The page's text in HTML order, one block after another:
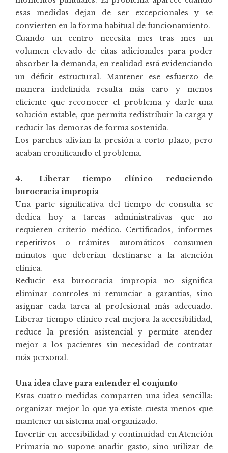
esas medidas dejan de ser excepcionales y se
convierten en la forma habitual de funcionamiento.
Cuando un centro necesita mes tras mes un
volumen elevado de citas adicionales para poder
absorber la demanda, en realidad está evidenciando
un déficit estructural. Mantener ese esfuerzo de
manera indefinida resulta más caro y menos
eficiente que reconocer el problema y darle una
solución estable, que permita redistribuir la carga y
reducir las demoras de forma sostenida.
Los parches alivian la presión a corto plazo, pero
acaban cronificando el problema.
4.- Liberar tiempo clínico reduciendo
burocracia impropia
Una parte significativa del tiempo de consulta se
dedica hoy a tareas administrativas que no
requieren criterio médico. Certificados, informes
repetitivos o trámites automáticos consumen
minutos que deberían destinarse a la atención
clínica.
Reducir esa burocracia impropia no significa
eliminar controles ni renunciar a garantías, sino
asignar cada tarea al profesional más adecuado.
Liberar tiempo clínico real mejora la accesibilidad,
reduce la presión asistencial y permite atender
mejor a los pacientes sin necesidad de contratar
más personal.
Una idea clave para entender el conjunto
Estas cuatro medidas comparten una idea sencilla:
organizar mejor lo que ya existe cuesta menos que
mantener un sistema mal organizado.
Invertir en accesibilidad y continuidad en Atención
Primaria no supone añadir gasto, sino utilizar de